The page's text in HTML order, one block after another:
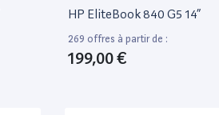
HP EliteBook 840 G5 14”
269 offres à partir de :
199,00 €